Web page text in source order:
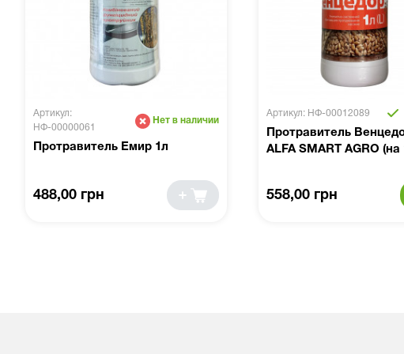
Артикул:
НФ-00000061
Нет в наличии
Протравитель Емир 1л
488,00 грн
Артикул: НФ-00012089
Протравитель
ALFA SMART AGRO (на
558,00 грн